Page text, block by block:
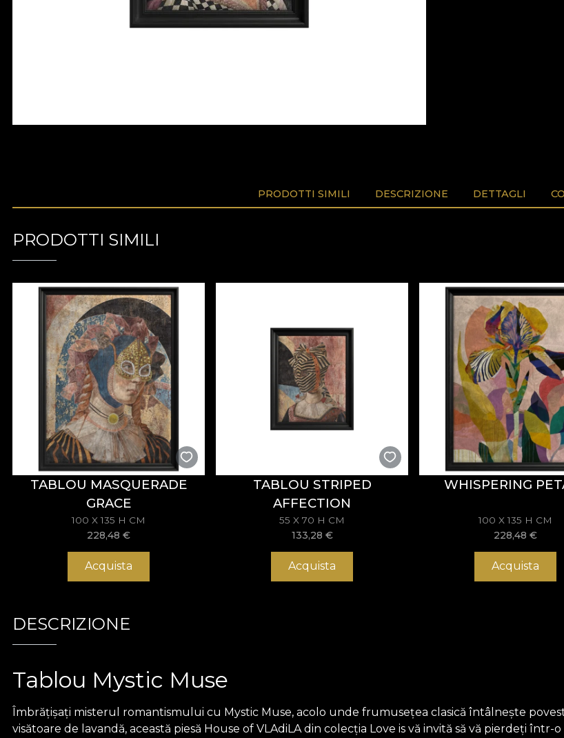
PRODOTTI SIMILI DESCRIZIONE DETTAGLI
PRODOTTI SIMILI
TABLOU MASQUERADE
GRACE
100 X 135 H CM
228,48€
Acquista
TABLOU STRIPED
AFFECTION
55 X 70 H CM
133,28 €
Acquista
WHISPERING
100 X 135 H CM
228,48€
Acquista
DESCRIZIONE
Tablou Mystic Muse
Îmbrățișați misterul romantismului cu Mystic Muse, acolo unde frumusețea clasică întâlnește
visătoare de lavandă, această piesă House of VLAdiLA din colecția Love is vă invită să vă pierdeți